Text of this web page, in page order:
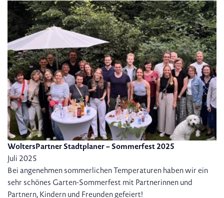
WoltersPartner Stadtplaner – Sommerfest 2025
Juli 2025
Bei angenehmen sommerlichen Temperaturen haben wir ein
sehr schönes Garten-Sommerfest mit Partnerinnen und
Partnern, Kindern und Freunden gefeiert!